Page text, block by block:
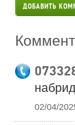
ДОБАВИТЬ
02/04/